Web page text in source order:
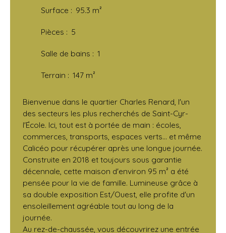
Surface : 95.3 m²
Pièces : 5
Salle de bains : 1
Terrain : 147 m²
Bienvenue dans le quartier Charles Renard, l'un
des secteurs les plus recherchés de Saint-Cyr-
l'École. Ici, tout est à portée de main : écoles,
commerces, transports, espaces verts… et même
Calicéo pour récupérer après une longue journée.
Construite en 2018 et toujours sous garantie
décennale, cette maison d'environ 95 m² a été
pensée pour la vie de famille. Lumineuse grâce à
sa double exposition Est/Ouest, elle profite d'un
ensoleillement agréable tout au long de la
journée.
Au rez-de-chaussée, vous découvrirez une entrée